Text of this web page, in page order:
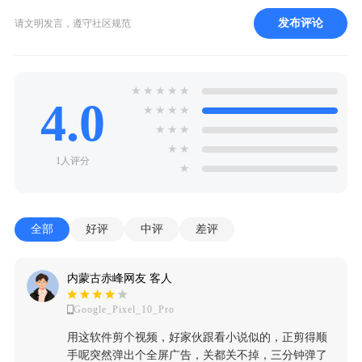
请文明发言，遵守社区规范 发布评论
4.0
1人评分
★ ★ ★ ★ ★
★ ★ ★ ★
★ ★ ★
★ ★
★
全部 好评 中评 差评
内蒙古赤峰网友 客人
Google_Pixel_10_Pro
用这软件剪个视频，好家伙跟看小说似的，正剪得顺
手呢突然弹出个全屏广告，关都关不掉，三分钟弹了